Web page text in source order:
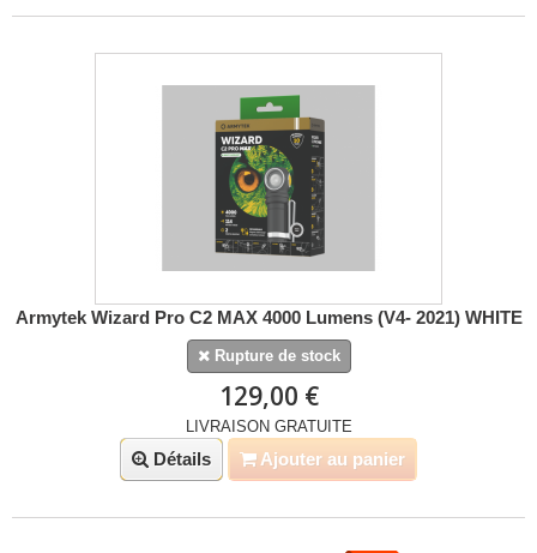
Armytek Wizard Pro C2 MAX 4000 Lumens (V4- 2021) WHITE
Rupture de stock
129,00 €
LIVRAISON GRATUITE
Détails Ajouter au panier